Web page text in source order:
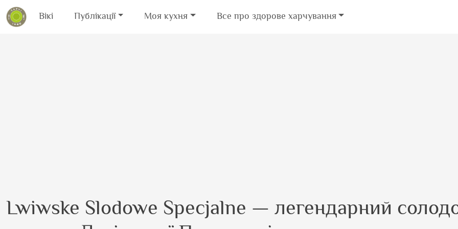
Вікі Публікації Моя кухня Все про здорове харчування
Lwiwske Slodowe Specjalne — легендарний